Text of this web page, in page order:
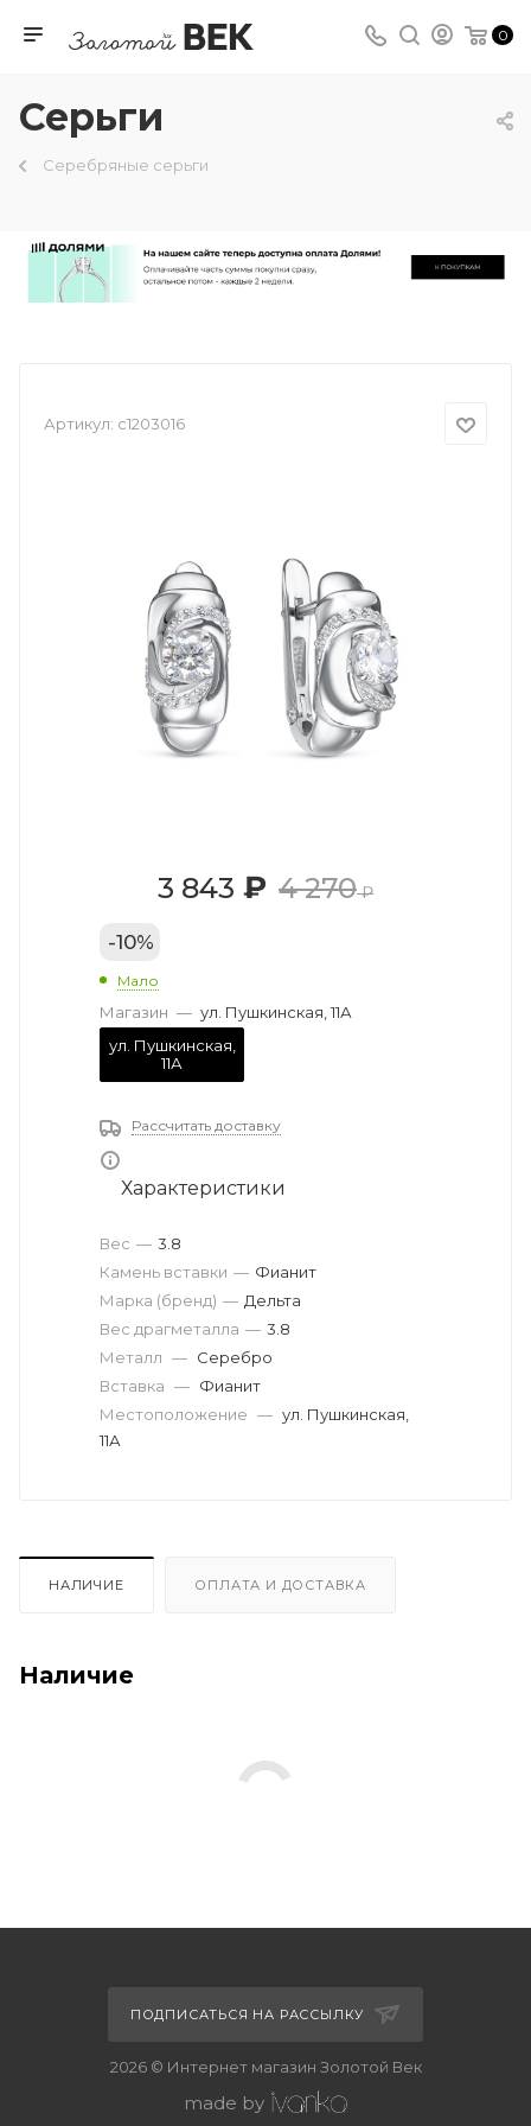
0
Серьги
Серебряные серьги
Артикул: с1203016
3 843 ₽ 4 270₽
-10%
Мало
Магазин — ул. Пушкинская, 11А
ул. Пушкинская,
11А
Рассчитать доставку
Характеристики
Вес драгметалла — 3.8
Марка (бренд) — Дельта
Вес — 3.8
Камень вставки — Фианит
Металл — Серебро
Вставка — Фианит
Местоположение — ул. Пушкинская,
11А
НАЛИЧИЕ ОПЛАТА И ДОСТАВКА
Наличие
ПОДПИСАТЬСЯ НА РАССЫЛКУ
2026 © Интернет магазин Золотой Век
made by